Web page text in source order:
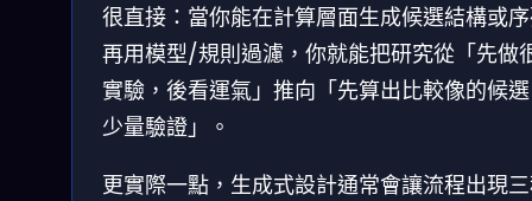
很直接：當你能在計算層面生成候選結構或
再用模型/規則過濾，你就能把研究從「先做
實驗，後看運氣」推向「先算出比較像的候
少量驗證」。
更實際一點，生成式設計通常會讓流程出現